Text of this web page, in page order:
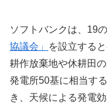
ソフトバンクは、19
協議会」
を設立する
耕作放棄地や休耕田
発電所50基に相当す
き、天候による発電